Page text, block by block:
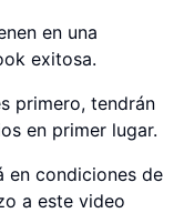
en una
exitosa.
primero, tendrán
en primer lugar.
en condiciones de
a este video